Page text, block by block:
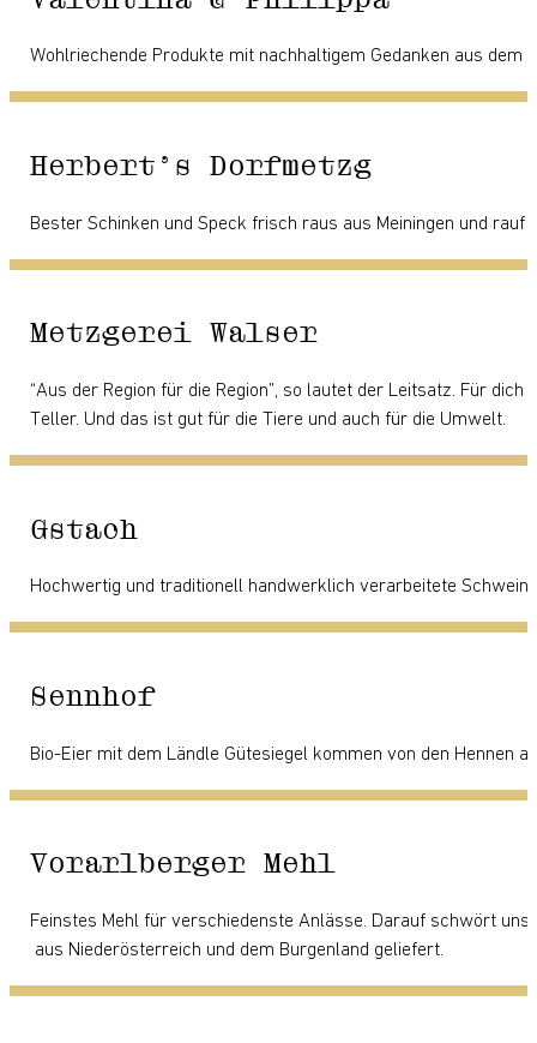
Wohlriechende Produkte mit nachhaltigem Gedanken aus dem
Herbert’s Dorfmetzg
Bester Schinken und Speck frisch raus aus Meiningen und rauf
Metzgerei Walser
“Aus der Region für die Region”, so lautet der Leitsatz. Für
Teller. Und das ist gut für die Tiere und auch für die Umwelt.
Gstach
Hochwertig und traditionell handwerklich verarbeitete
Sennhof
Bio-Eier mit dem Ländle Gütesiegel kommen von den Hennen
Vorarlberger Mehl
Feinstes Mehl für verschiedenste Anlässe. Darauf schwört
aus Niederösterreich und dem Burgenland geliefert.